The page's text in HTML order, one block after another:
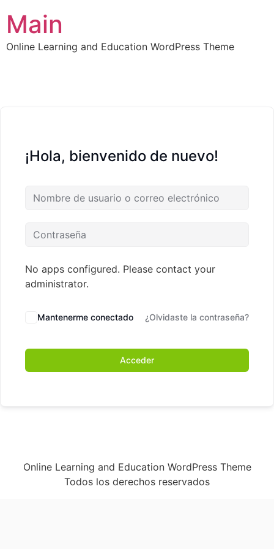
Main
Online Learning and Education WordPress Theme
¡Hola, bienvenido de nuevo!
No apps configured. Please contact your
administrator.
Mantenerme conectado ¿Olvidaste la contraseña?
Acceder
Online Learning and Education WordPress Theme
Todos los derechos reservados